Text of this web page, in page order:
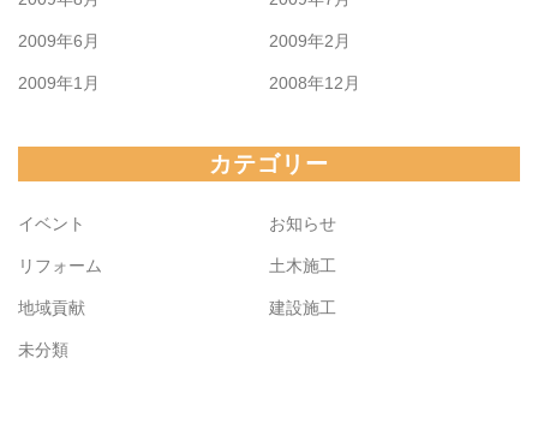
2009年6月 2009年2月
2009年1月 2008年12月
カテゴリー
イベント お知らせ
リフォーム 土木施工
地域貢献 建設施工
未分類